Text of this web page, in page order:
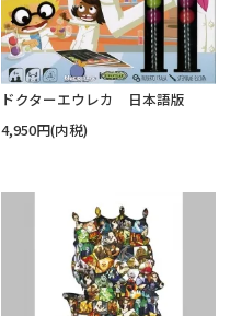
ドクターエウレカ 日本語版
4,950円(内税)